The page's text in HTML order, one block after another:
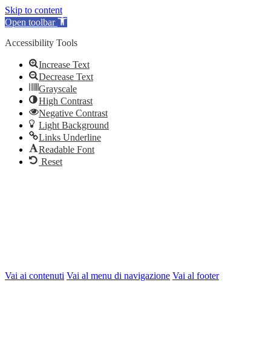
Skip to content
Open toolbar
Accessibility Tools
Increase Text
Decrease Text
Grayscale
High Contrast
Negative Contrast
Light Background
Links Underline
Readable Font
Reset
Vai ai contenuti Vai al menu di navigazione Vai al footer